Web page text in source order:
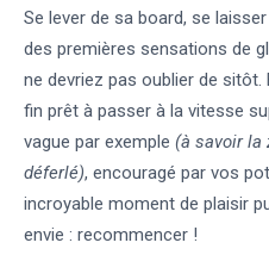
Se lever de sa board, se
des premières sensations de
ne devriez pas oublier de
fin prêt à passer à la vitesse
vague par exemple (à savoir la
déferlé), encouragé par vos
incroyable moment de plaisir
envie : recommencer !